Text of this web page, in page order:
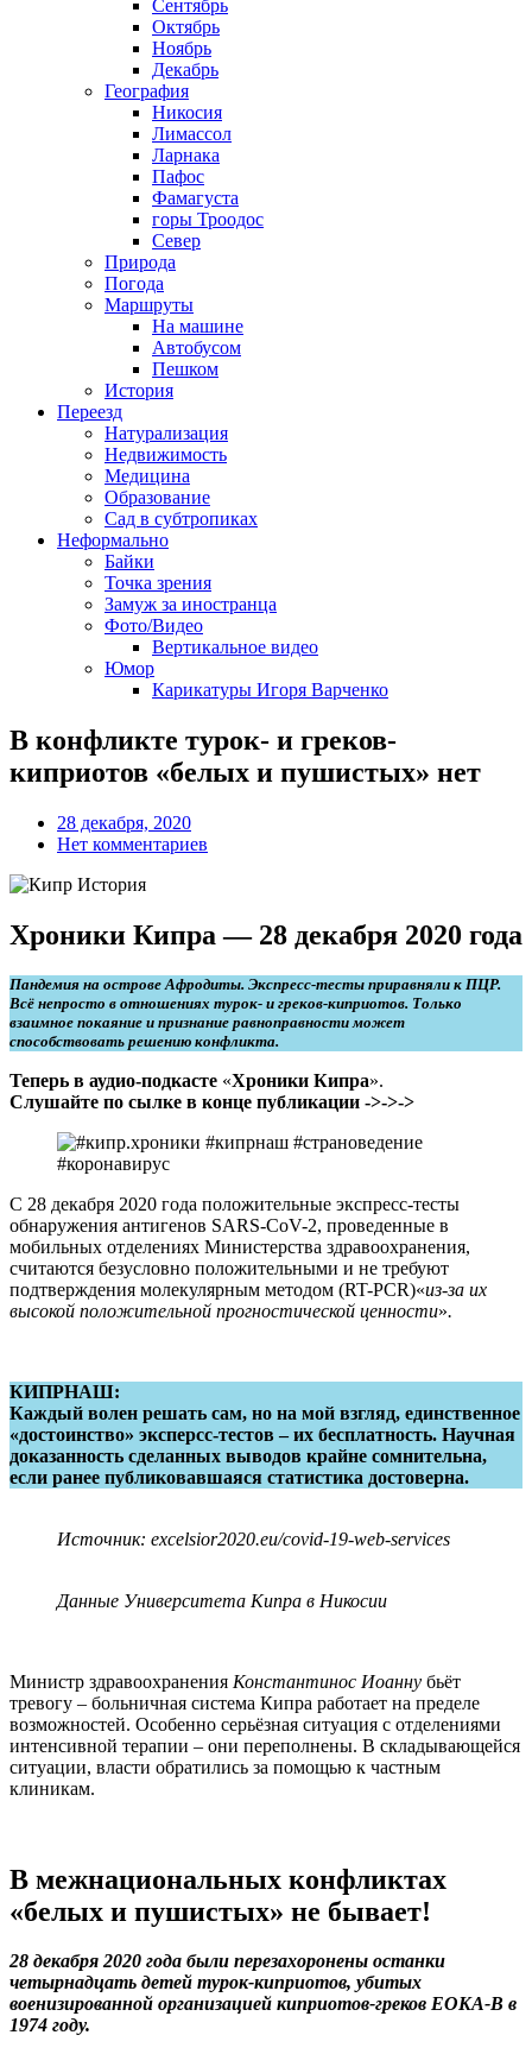
Сентябрь
Октябрь
Ноябрь
Декабрь
География
Никосия
Лимассол
Ларнака
Пафос
Фамагуста
горы Троодос
Север
Природа
Погода
Маршруты
На машине
Автобусом
Пешком
История
Переезд
Натурализация
Недвижимость
Медицина
Образование
Сад в субтропиках
Неформально
Байки
Точка зрения
Замуж за иностранца
Фото/Видео
Вертикальное видео
Юмор
Карикатуры Игоря Варченко
В конфликте турок- и греков-
киприотов «белых и пушистых» нет
28 декабря, 2020
Нет комментариев
Хроники Кипра — 28 декабря 2020 года
Пандемия на острове Афродиты. Экспресс-тесты приравняли к ПЦР.
Всё непросто в отношениях турок- и греков-киприотов. Только
взаимное покаяние и признание равноправности может
способствовать решению конфликта.
Теперь в аудио-подкасте «Хроники Кипра».
Слушайте по сылке в конце публикации ->->->
С 28 декабря 2020 года положительные экспресс-тесты
обнаружения антигенов SARS-CoV-2, проведенные в
мобильных отделениях Министерства здравоохранения,
считаются безусловно положительными и не требуют
подтверждения молекулярным методом (RT-PCR)«из-за их
высокой положительной прогностической ценности».
КИПРНАШ:
Каждый волен решать сам, но на мой взгляд, единственное
«достоинство» эксперсс-тестов – их бесплатность. Научная
доказанность сделанных выводов крайне сомнительна,
если ранее публиковавшаяся статистика достоверна.
Источник: excelsior2020.eu/covid-19-web-services
Данные Университета Кипра в Никосии
Министр здравоохранения Константинос Иоанну бьёт
тревогу – больничная система Кипра работает на пределе
возможностей. Особенно серьёзная ситуация с отделениями
интенсивной терапии – они переполнены. В складывающейся
ситуации, власти обратились за помощью к частным
клиникам.
В межнациональных конфликтах
«белых и пушистых» не бывает!
28 декабря 2020 года были перезахоронены останки
четырнадцать детей турок-киприотов, убитых
военизированной организацией киприотов-греков EOKA-B в
1974 году.